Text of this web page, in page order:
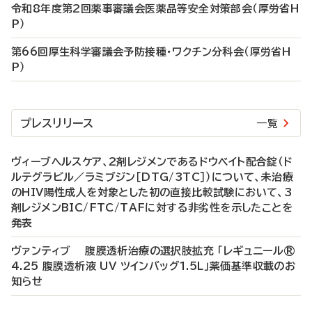
令和8年度第2回薬事審議会医薬品等安全対策部会（厚労省H
P）
第66回厚生科学審議会予防接種・ワクチン分科会（厚労省H
P）
プレスリリース 一覧
ヴィーブヘルスケア、2剤レジメンであるドウベイト配合錠（ド
ルテグラビル／ラミブジン［DTG/3TC］）について、未治療
のHIV陽性成人を対象とした初の直接比較試験において、3
剤レジメンBIC/FTC/TAFに対する非劣性を示したことを
発表
ヴァンティブ 腹膜透析治療の選択肢拡充 「レギュニール®
4.25 腹膜透析液 UV ツインバッグ1.5L」薬価基準収載のお
知らせ